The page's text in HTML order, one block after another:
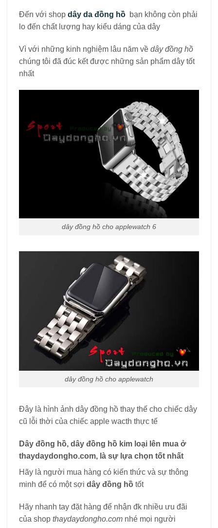
Đến với shop dây da đồng hồ bạn không còn phải
lo đến chất lượng hay kiểu dáng của dây
Vì với những kinh nghiệm lâu năm về dây đồng hồ
chúng tôi đã đúc kết được những sản phẩm dây tốt
nhất
dây đồng hồ cho applewatch 6
dây đồng hồ cho applewatch
Đây là hình ảnh dây đồng hồ thay thế cho chiếc dây
cũ lỗi thời của chiếc apple wacth thực tế
Dây đồng hồ, dây đồng hồ kim loại lên mua ở
thaydaydongho.com, là sự lựa chọn tốt nhất
Hãy là người mua hàng có kiến thức và sự thông
minh để có một sợi dây đồng hồ tốt
Hãy nhanh tay đặt hàng để nhận đk nhiều ưu đãi
của shop thaydaydongho.com nhé mọi người